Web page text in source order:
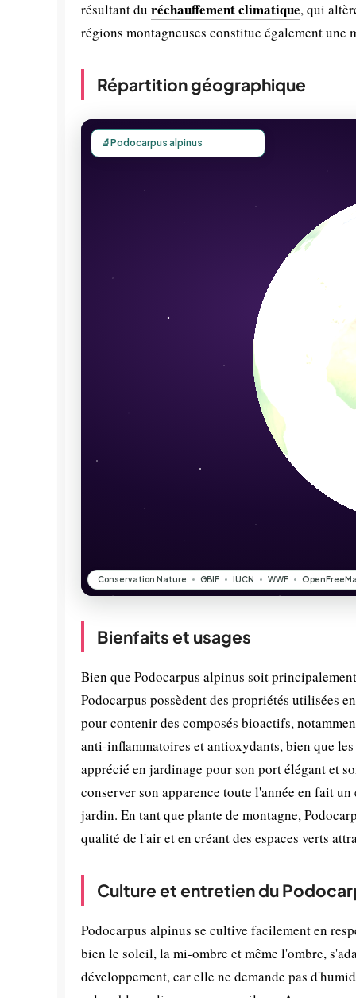
résultant du réchauffement climatique, qui
régions montagneuses constitue également
Répartition géographique
Bienfaits et usages
Bien que Podocarpus alpinus soit
Podocarpus possèdent des propriétés utilisées
pour contenir des composés bioactifs,
anti-inflammatoires et antioxydants, bien que
apprécié en jardinage pour son port élégant et
conserver son apparence toute l'année en fait
jardin. En tant que plante de montagne,
qualité de l'air et en créant des espaces verts
Culture et entretien du
Podocarpus alpinus se cultive facilement en
bien le soleil, la mi-ombre et même l'ombre,
développement, car elle ne demande pas